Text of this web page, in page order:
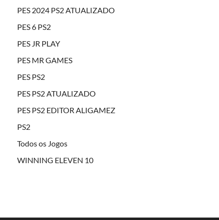
PES 2024 PS2 ATUALIZADO
PES 6 PS2
PES JR PLAY
PES MR GAMES
PES PS2
PES PS2 ATUALIZADO
PES PS2 EDITOR ALIGAMEZ
PS2
Todos os Jogos
WINNING ELEVEN 10